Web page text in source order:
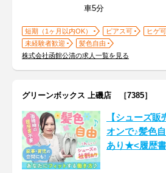
車5分
短期（1ヶ月以内OK） ピアス可
ヒゲ可
未経験者歓迎
髪色自由
株式会社函館公清の求人一覧を見る
グリーンボックス 上磯店 ［7385］
【シューズ
オンで♪髪色
あり★<履歴